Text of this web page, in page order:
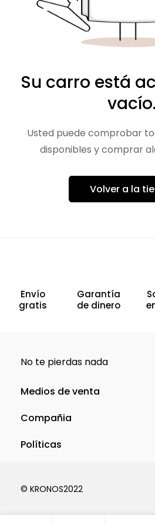
Su carro está
vacío.
Usted puede comprobar
disponibles y comprar
Volver a la
Envío
gratis
Garantía
de dinero
No te pierdas nada
Medios de venta
Compañia
Políticas
© KRONOS2022